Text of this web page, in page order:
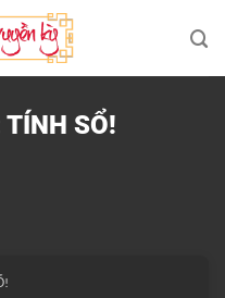
SỔ!